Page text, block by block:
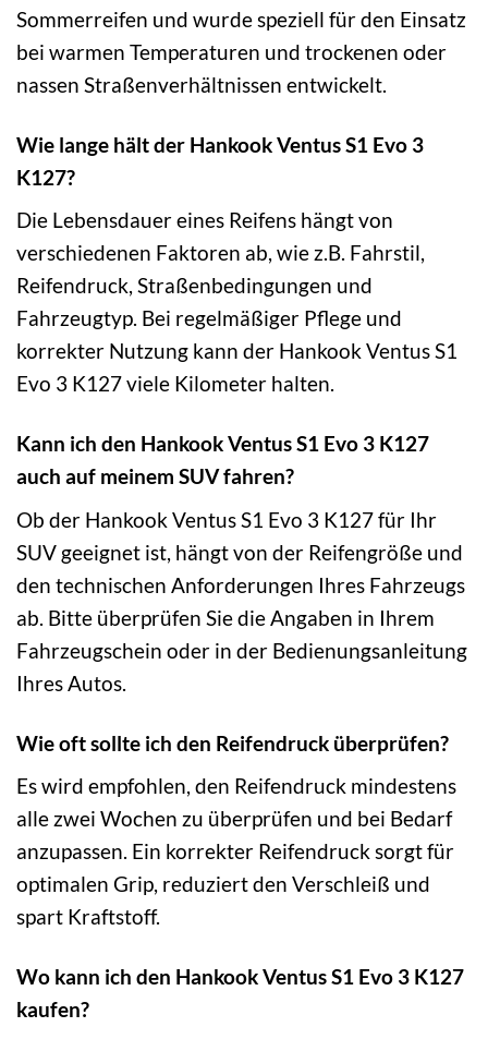
Sommerreifen und wurde speziell für den Einsatz
bei warmen Temperaturen und trockenen oder
nassen Straßenverhältnissen entwickelt.
Wie lange hält der Hankook Ventus S1 Evo 3
K127?
Die Lebensdauer eines Reifens hängt von
verschiedenen Faktoren ab, wie z.B. Fahrstil,
Reifendruck, Straßenbedingungen und
Fahrzeugtyp. Bei regelmäßiger Pflege und
korrekter Nutzung kann der Hankook Ventus S1
Evo 3 K127 viele Kilometer halten.
Kann ich den Hankook Ventus S1 Evo 3 K127
auch auf meinem SUV fahren?
Ob der Hankook Ventus S1 Evo 3 K127 für Ihr
SUV geeignet ist, hängt von der Reifengröße und
den technischen Anforderungen Ihres Fahrzeugs
ab. Bitte überprüfen Sie die Angaben in Ihrem
Fahrzeugschein oder in der Bedienungsanleitung
Ihres Autos.
Wie oft sollte ich den Reifendruck überprüfen?
Es wird empfohlen, den Reifendruck mindestens
alle zwei Wochen zu überprüfen und bei Bedarf
anzupassen. Ein korrekter Reifendruck sorgt für
optimalen Grip, reduziert den Verschleiß und
spart Kraftstoff.
Wo kann ich den Hankook Ventus S1 Evo 3 K127
kaufen?